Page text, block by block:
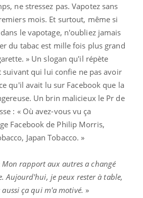
ne stressez pas. Vapotez sans
mois. Et surtout, même si
le vapotage, n'oubliez jamais
du tabac est mille fois plus grand
» Un slogan qu'il répète
suivant qui lui confie ne pas avoir
qu'il avait lu sur Facebook que la
Un brin malicieux le Pr de
: « Où avez-vous vu ça
Facebook de Philip Morris,
Japan Tobacco. »
Mon rapport aux autres a changé
Aujourd'hui, je peux rester à table,
ça qui m'a motivé. »